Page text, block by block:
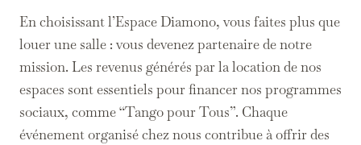
En choisissant l’Espace Diamono, vous faites plus que
louer une salle : vous devenez partenaire de notre
mission. Les revenus générés par la location de nos
espaces sont essentiels pour financer nos programmes
sociaux, comme “Tango pour Tous”. Chaque
événement organisé chez nous contribue à offrir des